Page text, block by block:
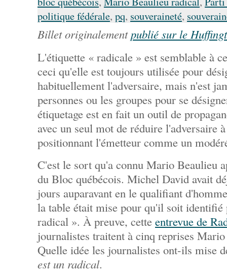
politique fédérale, pq, souveraineté,
Billet originalementpublié sur le
L'étiquette « radicale » est semblable à
ceci qu'elle est toujours utilisée pour
habituellement l'adversaire, mais n'est
personnes ou les groupes pour se
étiquetage est en fait un outil de
avec un seul mot de réduire l'adversaire
positionnant l'émetteur comme un
C'est le sort qu'a connu Mario Beaulieu
du Bloc québécois. Michel David avait
jours auparavant en le qualifiant
la table était mise pour qu'il soit
radical ». À preuve, cette entrevue de
journalistes traitent à cinq reprises
Quelle idée les journalistes ont-ils mise
est un radical.